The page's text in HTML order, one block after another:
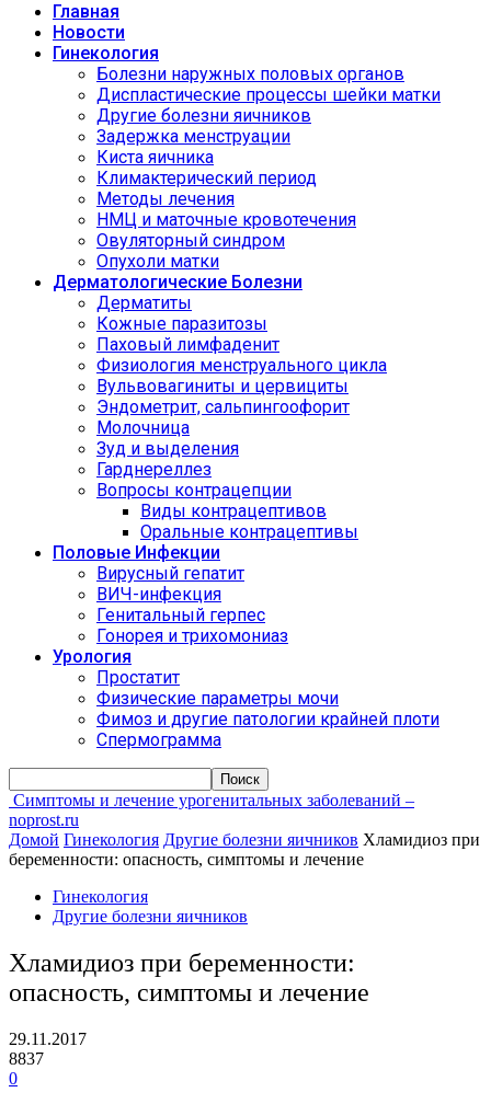
Главная
Новости
Гинекология
Болезни наружных половых органов
Диспластические процессы шейки матки
Другие болезни яичников
Задержка менструации
Киста яичника
Климактерический период
Методы лечения
НМЦ и маточные кровотечения
Овуляторный синдром
Опухоли матки
Дерматологические Болезни
Дерматиты
Кожные паразитозы
Паховый лимфаденит
Физиология менструального цикла
Вульвовагиниты и цервициты
Эндометрит, сальпингоофорит
Молочница
Зуд и выделения
Гарднереллез
Вопросы контрацепции
Виды контрацептивов
Оральные контрацептивы
Половые Инфекции
Вирусный гепатит
ВИЧ-инфекция
Генитальный герпес
Гонорея и трихомониаз
Урология
Простатит
Физические параметры мочи
Фимоз и другие патологии крайней плоти
Спермограмма
Симптомы и лечение урогенитальных заболеваний –
noprost.ru
Домой Гинекология Другие болезни яичников Хламидиоз при
беременности: опасность, симптомы и лечение
Гинекология
Другие болезни яичников
Хламидиоз при беременности:
опасность, симптомы и лечение
29.11.2017
8837
0